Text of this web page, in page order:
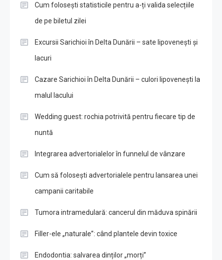
Cum folosești statisticile pentru a-ți valida selecțiile
de pe biletul zilei
Excursii Sarichioi în Delta Dunării – sate lipovenești și
lacuri
Cazare Sarichioi în Delta Dunării – culori lipovenești la
malul lacului
Wedding guest: rochia potrivită pentru fiecare tip de
nuntă
Integrarea advertorialelor în funnelul de vânzare
Cum să folosești advertorialele pentru lansarea unei
campanii caritabile
Tumora intramedulară: cancerul din măduva spinării
Filler-ele „naturale”: când plantele devin toxice
Endodontia: salvarea dinților „morți”